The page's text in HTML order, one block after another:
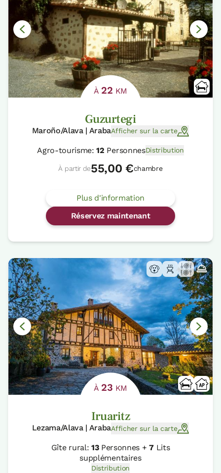
À 22 KM
Guzurtegi
Maroño/Alava | ArabaAfficher sur la carte
Agro-tourisme:12 PersonnesDistribution
À partir de55,00 €chambre
Plus d'information
Réservez maintenant
À 23 KM
Iruaritz
Lezama/Alava | ArabaAfficher sur la carte
Gîte rural: 13Personnes +7Lits
supplémentaires
Distribution